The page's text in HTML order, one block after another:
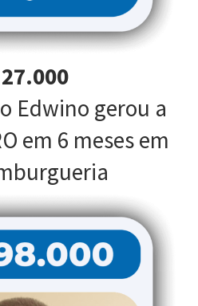
Edwino gerou a
em 6 meses em